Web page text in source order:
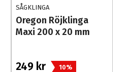
SÅGKLINGA
Oregon Röjklinga
Maxi 200 x 20 mm
249 kr 10%